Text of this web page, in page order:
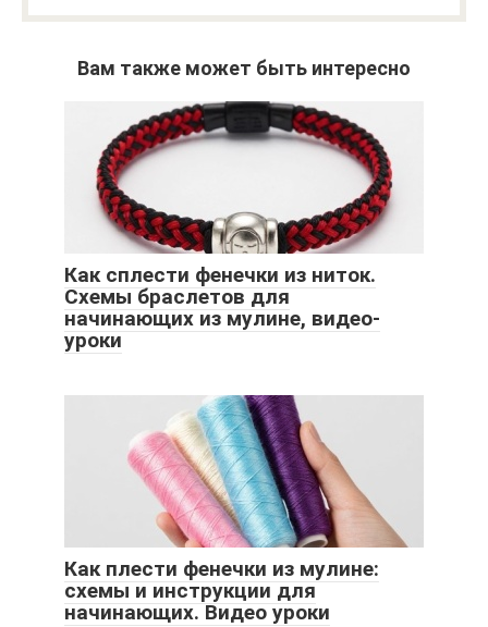
Вам также может быть интересно
Как сплести фенечки из ниток.
Схемы браслетов для
начинающих из мулине, видео-
уроки
Как плести фенечки из мулине:
схемы и инструкции для
начинающих. Видео уроки